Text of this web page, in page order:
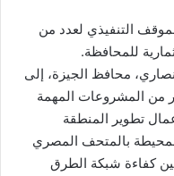
التنفيذي لعدد من
للمحافظة.
محافظ الجيزة، إلى
من المشروعات المهمة
تطوير المنطقة
بالمتحف المصري
كفاءة شبكة الطرق